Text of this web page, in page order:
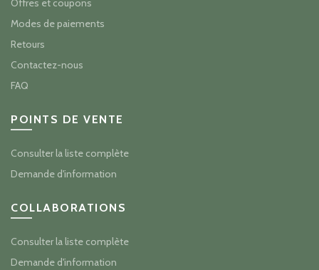
Offres et coupons
Modes de paiements
Retours
Contactez-nous
FAQ
POINTS DE VENTE
Consulter la liste complète
Demande d'information
COLLABORATIONS
Consulter la liste complète
Demande d'information